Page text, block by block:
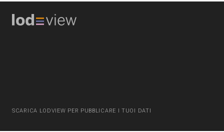
SCARICA LODVIEW PER PUBBLICARE I TUOI DATI